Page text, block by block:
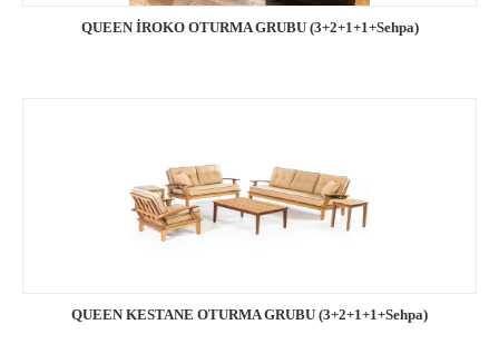
QUEEN İROKO OTURMA GRUBU (3+2+1+1+Sehpa)
QUEEN KESTANE OTURMA GRUBU (3+2+1+1+Sehpa)